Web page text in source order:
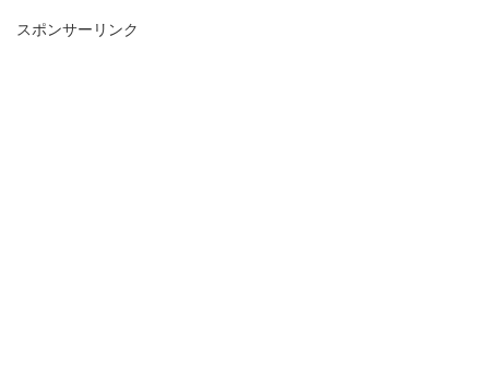
スポンサーリンク